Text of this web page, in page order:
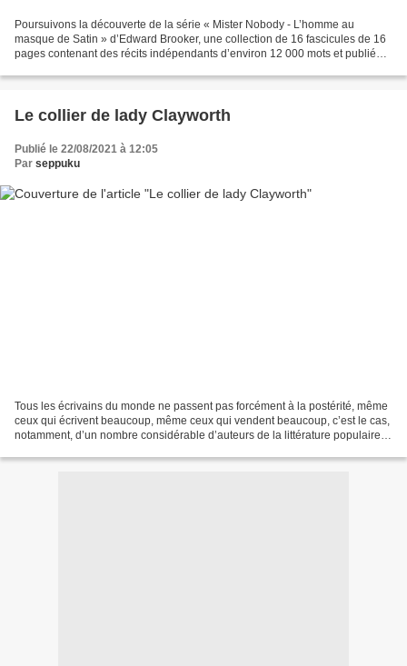
Poursuivons la découverte de la série « Mister Nobody - L’homme au
masque de Satin » d’Edward Brooker, une collection de 16 fascicules de 16
pages contenant des récits indépendants d’environ 12 000 mots et publiée
Le collier de lady Clayworth
Publié le 22/08/2021 à 12:05
Par seppuku
Tous les écrivains du monde ne passent pas forcément à la postérité, même
ceux qui écrivent beaucoup, même ceux qui vendent beaucoup, c’est le cas,
notamment, d’un nombre considérable d’auteurs de la littérature populaire,